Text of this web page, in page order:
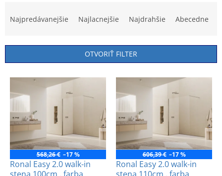
n
i
d
u
o
Najpredávanejšie Najlacnejšie Najdrahšie Abecedne
OTVORIŤ FILTER
V
p
o
568,26 € –17 %
Ronal Easy 2.0 walk-in
606,39 € –17 %
Ronal Easy 2.0 walk-in